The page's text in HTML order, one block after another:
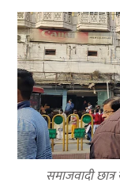
समाजवादी